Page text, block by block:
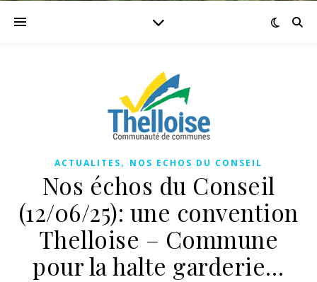
ACTUALITES, NOS ECHOS DU CONSEIL
Nos échos du Conseil
(12/06/25): une convention
Thelloise – Commune
pour la halte garderie…